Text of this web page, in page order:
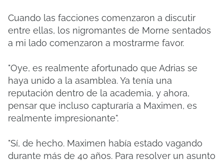
Cuando las facciones comenzaron a discutir
entre ellas, los nigromantes de Morne sentados
a mi lado comenzaron a mostrarme favor.
"Oye, es realmente afortunado que Adrias se
haya unido a la asamblea. Ya tenía una
reputación dentro de la academia, y ahora,
pensar que incluso capturaría a Maximen, es
realmente impresionante".
"Sí, de hecho. Maximen había estado vagando
durante más de 40 años. Para resolver un asunto